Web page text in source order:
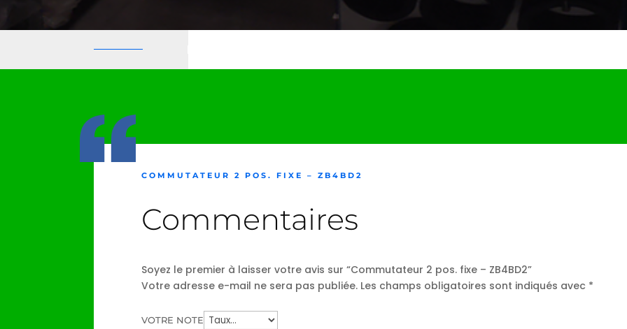
COMMUTATEUR 2 POS. FIXE – ZB4BD2
Commentaires
Soyez le premier à laisser votre avis sur “Commutateur 2 pos. fixe – ZB4BD2”
Votre adresse e-mail ne sera pas publiée. Les champs obligatoires sont indiqués avec *
VOTRE NOTE